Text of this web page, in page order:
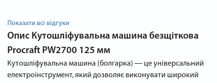
Показати всі відгуки
Опис Кутошліфувальна машина безщіткова
Procraft PW2700 125 мм
Кутошліфувальна машина (болгарка) ― це універсальний
електроінструмент, який дозволяє виконувати широкий